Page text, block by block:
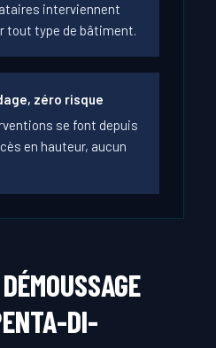
interviennent
tout type de bâtiment.
zéro risque
se font depuis
en hauteur, aucun
DI-